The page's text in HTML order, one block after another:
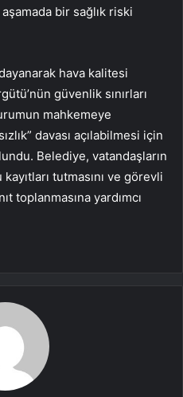
bir sağlık riski
hava kalitesi
güvenlik sınırları
mahkemeye
davası açılabilmesi için
Belediye, vatandaşların
tutmasını ve görevli
toplanmasına yardımcı